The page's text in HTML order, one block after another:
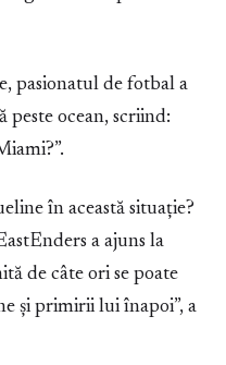
pasionatul de fotbal a
peste ocean, scriind:
în această situație?
a ajuns la
de câte ori se poate
și primirii lui înapoi”, a